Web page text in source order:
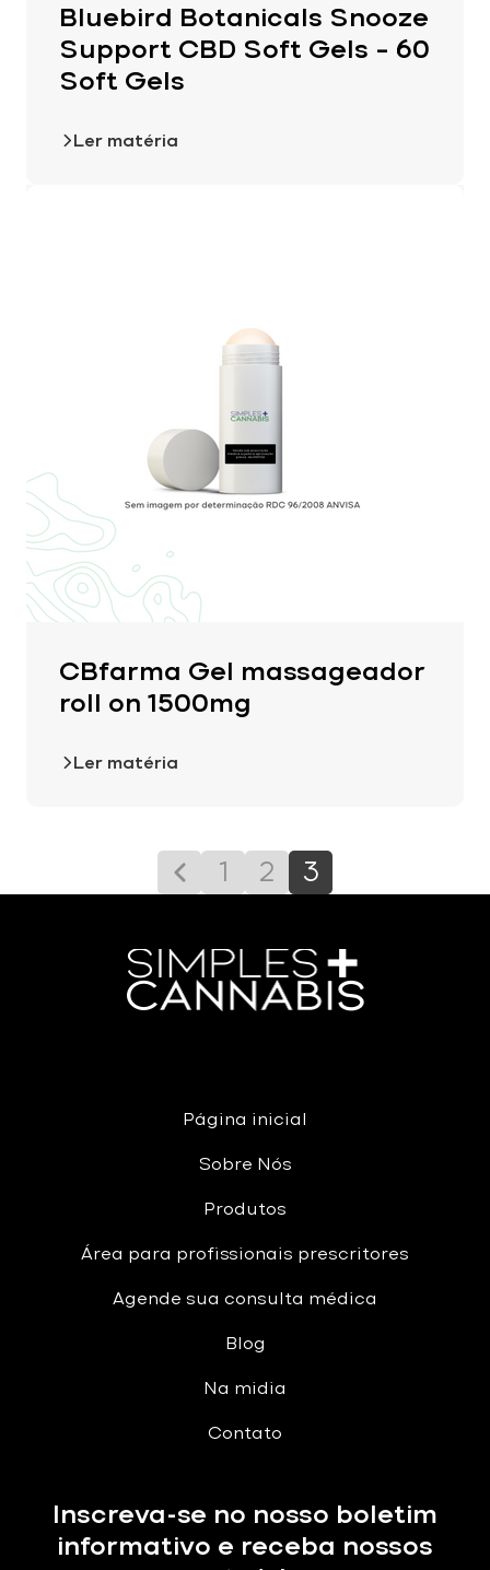
Bluebird Botanicals Snooze
Support CBD Soft Gels – 60
Soft Gels
Ler matéria
CBfarma Gel massageador
roll on 1500mg
Ler matéria
1 2 3
Página inicial
Sobre Nós
Produtos
Área para profissionais prescritores
Agende sua consulta médica
Blog
Na midia
Contato
Inscreva-se no nosso boletim
informativo e receba nossos